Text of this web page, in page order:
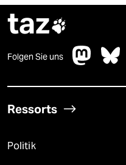
taz
Folgen Sie uns
Ressorts
Politik